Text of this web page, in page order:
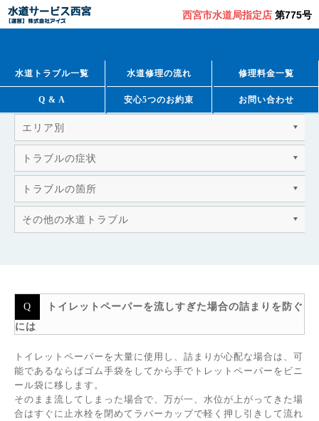
西宮市水道局指定店 第775号
水道トラブル一覧 水道修理の流れ 修理料金一覧
Q & A 安心5つのお約束 お問い合わせ
エリア別
トラブルの症状
トラブルの箇所
その他の水道トラブル
トイレットペーパーを流しすぎた場合の詰まりを防ぐ
には
トイレットペーパーを大量に使用し、詰まりが心配な場合は、可
能であるならばゴム手袋をしてから手でトレットペーパーをビニ
ール袋に移します。
そのまま流してしまった場合で、万が一、水位が上がってきた場
合はすぐに止水栓を閉めてラバーカップで軽く押し引きして流れ